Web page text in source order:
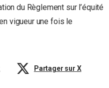
du Règlement sur l’équité
vigueur une fois le
Partager sur X